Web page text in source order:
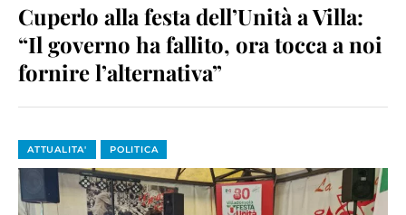
Cuperlo alla festa dell’Unità a Villa:
“Il governo ha fallito, ora tocca a noi
fornire l’alternativa”
ATTUALITA' POLITICA